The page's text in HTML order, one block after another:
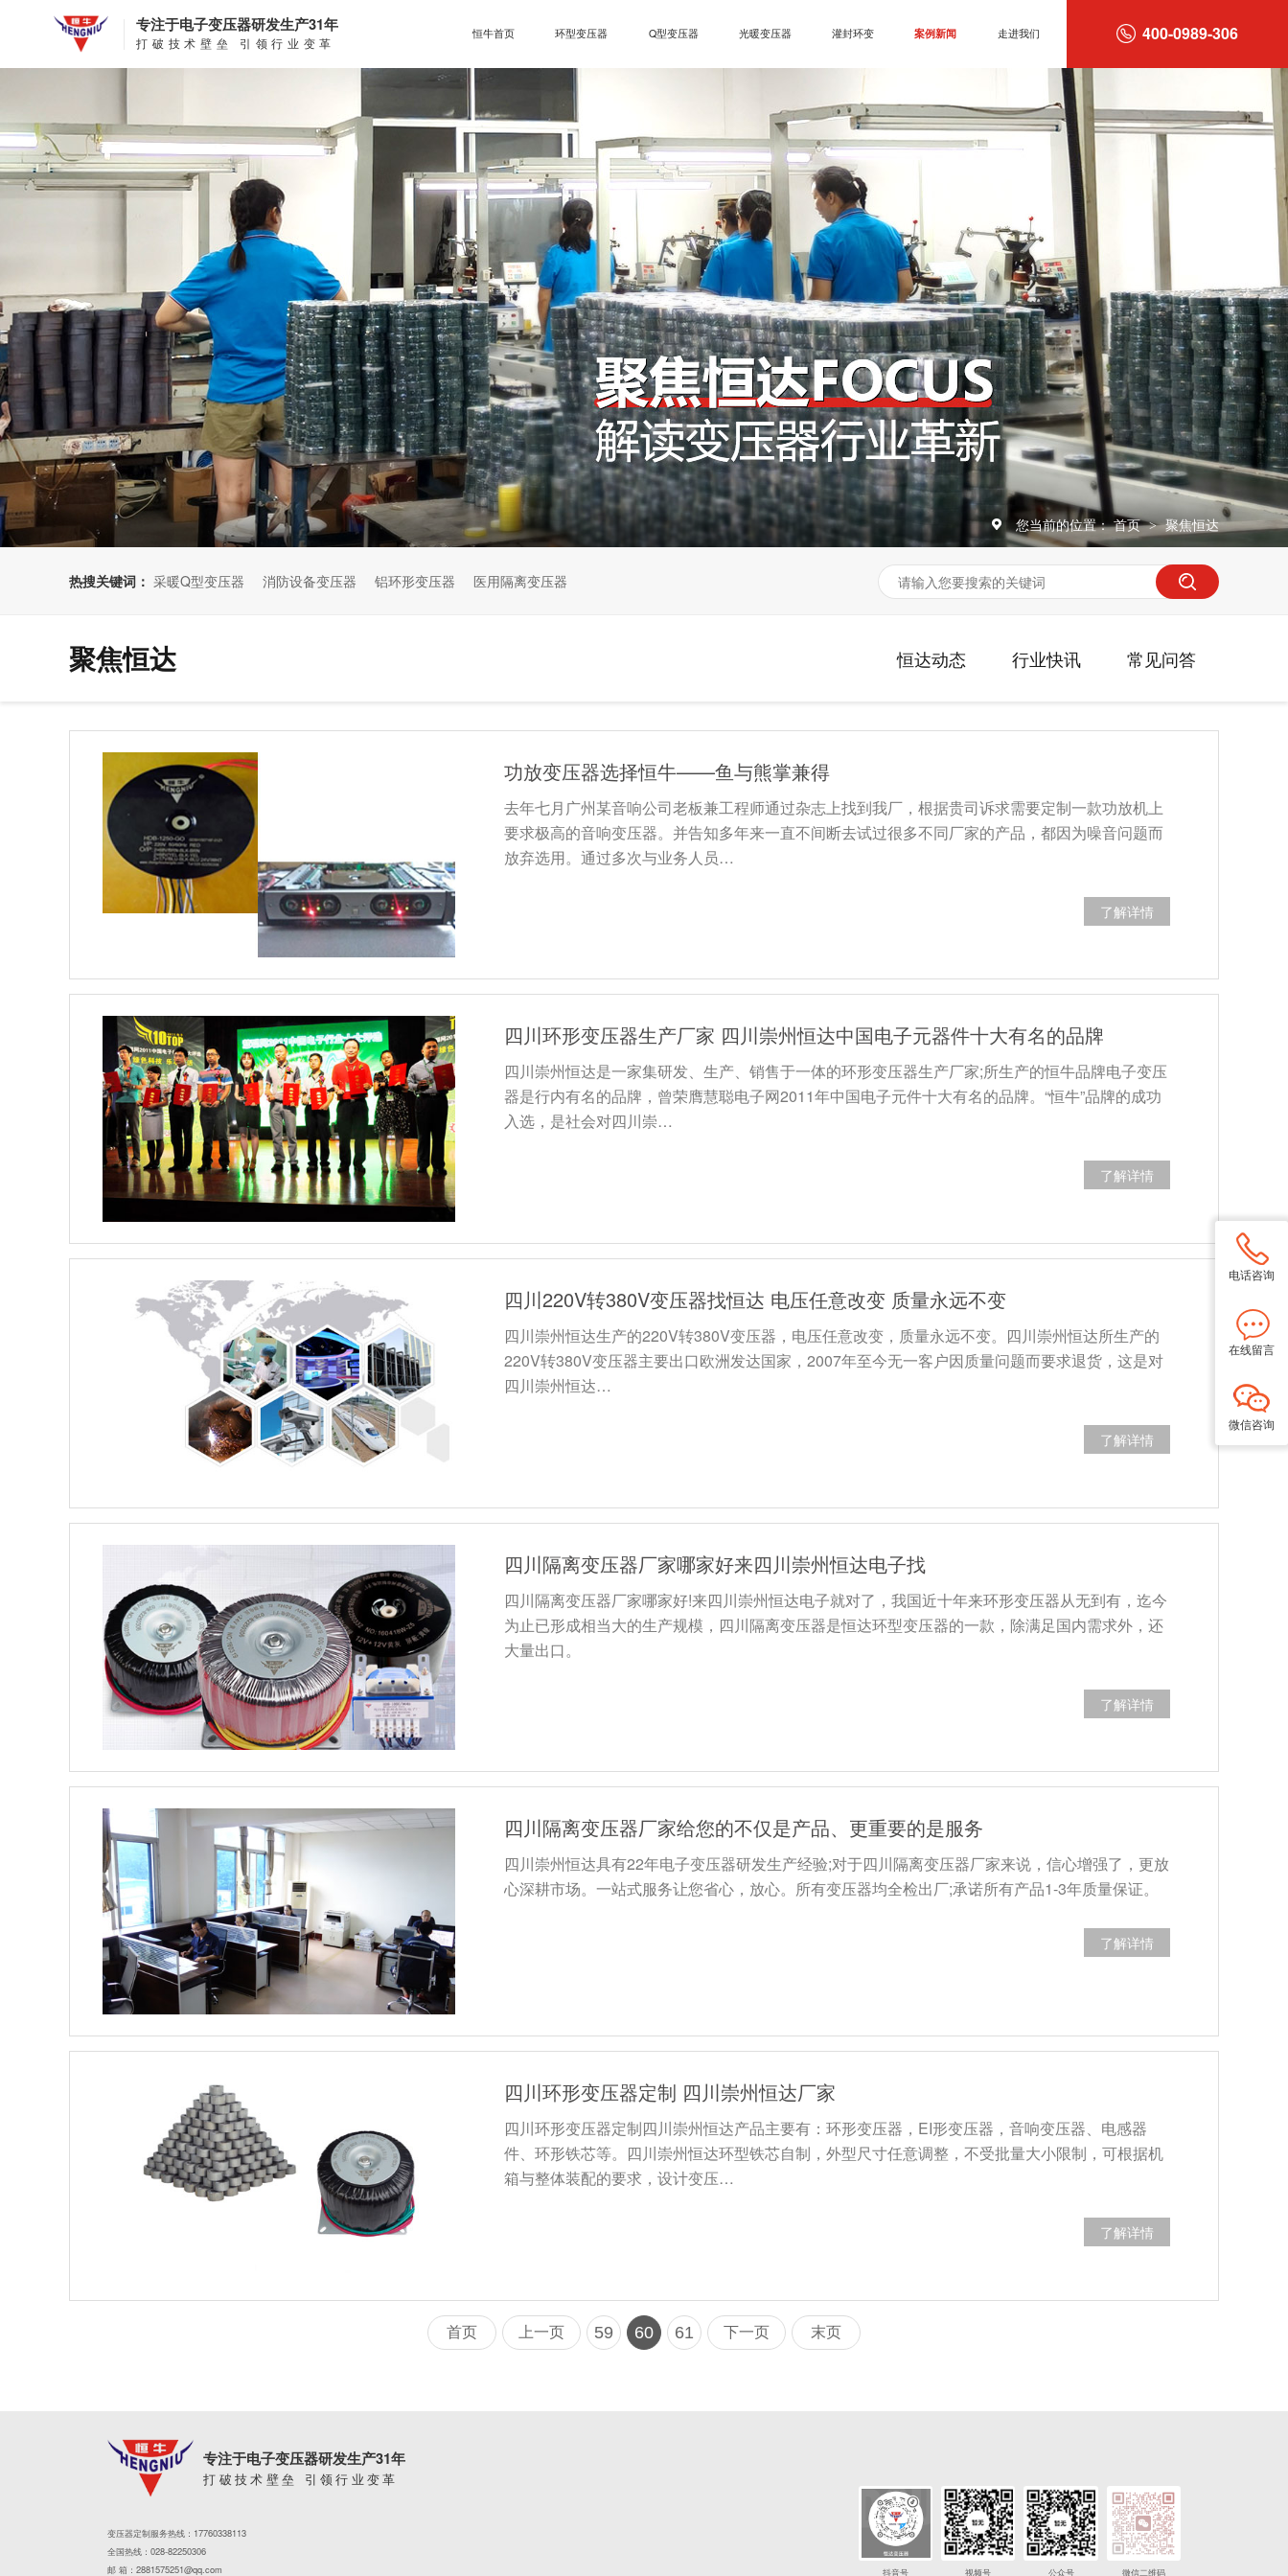
400-0989-306
专注于电子变压器研发生产31年
打破技术壁垒 引领行业变革
恒牛首页 环型变压器 Q型变压器 光暖变压器 灌封环变 案例新闻 走进我们
您当前的位置： 首页 > 聚焦恒达
热搜关键词： 采暖Q型变压器 消防设备变压器 铝环形变压器 医用隔离变压器
聚焦恒达 恒达动态 行业快讯 常见问答
功放变压器选择恒牛——鱼与熊掌兼得
去年七月广州某音响公司老板兼工程师通过杂志上找到我厂，根据贵司诉求需要定制一款功放机上
要求极高的音响变压器。并告知多年来一直不间断去试过很多不同厂家的产品，都因为噪音问题而
放弃选用。通过多次与业务人员…
了解详情
四川环形变压器生产厂家 四川崇州恒达中国电子元器件十大有名的品牌
四川崇州恒达是一家集研发、生产、销售于一体的环形变压器生产厂家;所生产的恒牛品牌电子变压
器是行内有名的品牌，曾荣膺慧聪电子网2011年中国电子元件十大有名的品牌。“恒牛”品牌的成功
入选，是社会对四川崇…
了解详情
四川220V转380V变压器找恒达 电压任意改变 质量永远不变
四川崇州恒达生产的220V转380V变压器，电压任意改变，质量永远不变。四川崇州恒达所生产的
220V转380V变压器主要出口欧洲发达国家，2007年至今无一客户因质量问题而要求退货，这是对
四川崇州恒达…
了解详情
四川隔离变压器厂家哪家好来四川崇州恒达电子找
四川隔离变压器厂家哪家好!来四川崇州恒达电子就对了，我国近十年来环形变压器从无到有，迄今
为止已形成相当大的生产规模，四川隔离变压器是恒达环型变压器的一款，除满足国内需求外，还
大量出口。
了解详情
四川隔离变压器厂家给您的不仅是产品、更重要的是服务
四川崇州恒达具有22年电子变压器研发生产经验;对于四川隔离变压器厂家来说，信心增强了，更放
心深耕市场。一站式服务让您省心，放心。所有变压器均全检出厂;承诺所有产品1-3年质量保证。
了解详情
四川环形变压器定制 四川崇州恒达厂家
四川环形变压器定制四川崇州恒达产品主要有：环形变压器，EI形变压器，音响变压器、电感器
件、环形铁芯等。四川崇州恒达环型铁芯自制，外型尺寸任意调整，不受批量大小限制，可根据机
箱与整体装配的要求，设计变压…
了解详情
首页 上一页 59 60 61 下一页 末页
专注于电子变压器研发生产31年
打破技术壁垒 引领行业变革
变压器定制服务热线：17760338113
全国热线：028-82250306
邮 箱：2881575251@qq.com
抖音号 视频号 公众号 微信二维码
电话咨询
在线留言
微信咨询